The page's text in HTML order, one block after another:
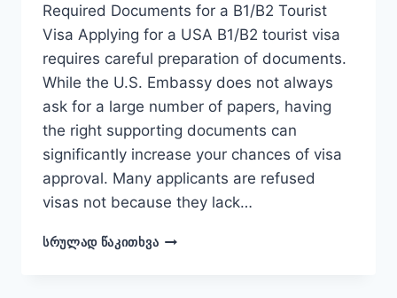
Required Documents for a B1/B2 Tourist
Visa Applying for a USA B1/B2 tourist visa
requires careful preparation of documents.
While the U.S. Embassy does not always
ask for a large number of papers, having
the right supporting documents can
significantly increase your chances of visa
approval. Many applicants are refused
visas not because they lack…
ᲡᲠᲣᲚᲐᲓ ᲬᲐᲙᲘᲗᲮᲕᲐ REQUIRED